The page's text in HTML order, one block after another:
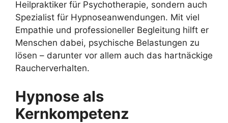
Heilpraktiker für Psychotherapie, sondern auch
Spezialist für Hypnoseanwendungen. Mit viel
Empathie und professioneller Begleitung hilft er
Menschen dabei, psychische Belastungen zu
lösen – darunter vor allem auch das hartnäckige
Raucherverhalten.
Hypnose als
Kernkompetenz